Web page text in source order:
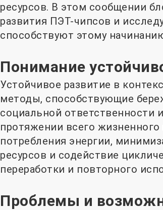
ресурсов. В этом сообщении
развития ПЭТ-чипсов и
способствуют этому
Понимание
Устойчивое развитие в
методы, способствующие
социальной ответственности
протяжении всего жизненного
потребления энергии,
ресурсов и содействие
переработки и повторного
Проблемы и